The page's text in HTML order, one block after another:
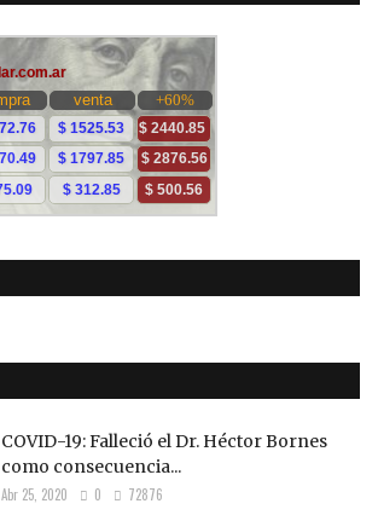
COVID-19: Falleció el Dr. Héctor Bornes
como consecuencia...
Abr 25, 2020 0 72876